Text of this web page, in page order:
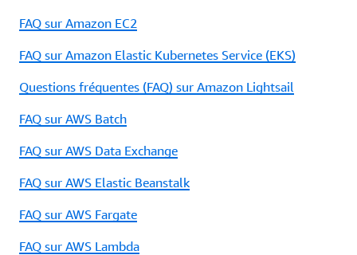
FAQ sur Amazon EC2
FAQ sur Amazon Elastic Kubernetes Service (EKS)
Questions fréquentes (FAQ) sur Amazon Lightsail
FAQ sur AWS Batch
FAQ sur AWS Data Exchange
FAQ sur AWS Elastic Beanstalk
FAQ sur AWS Fargate
FAQ sur AWS Lambda